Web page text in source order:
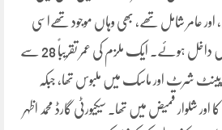
اور عامر شامل تھے، بھی وہاں موجود تھےاسی
دوران، دو مسلح افراد KFC میں داخل ہوئے۔ ایک ملزم کی عمر تقریباً 28 سے
پینٹ شرٹ اور ماسک میں ملبوس تھا، جبکہ
45 سے 48 سال کا اور شلوار قمیض میں تھا۔ سیکیورٹی گارڈ محمد اظہر